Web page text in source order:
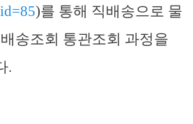
)를 통해 직배송으로 물
송조회 통관조회 과정을
.